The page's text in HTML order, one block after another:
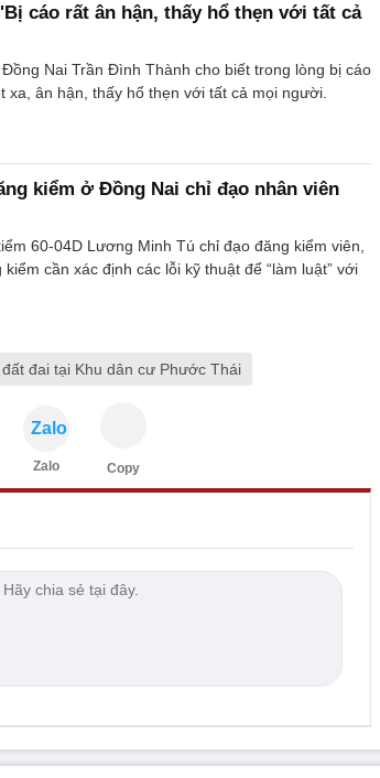
cáo rất ân hận, thấy hổ thẹn với tất cả
Nai Trần Đình Thành cho biết trong lòng bị cáo
xa, ân hận, thấy hổ thẹn với tất cả mọi người.
kiểm ở Đồng Nai chỉ đạo nhân viên
60-04D Lương Minh Tú chỉ đạo đăng kiểm viên,
cần xác định các lỗi kỹ thuật để “làm luật” với
đai tại Khu dân cư Phước Thái
Zalo
Zalo Copy